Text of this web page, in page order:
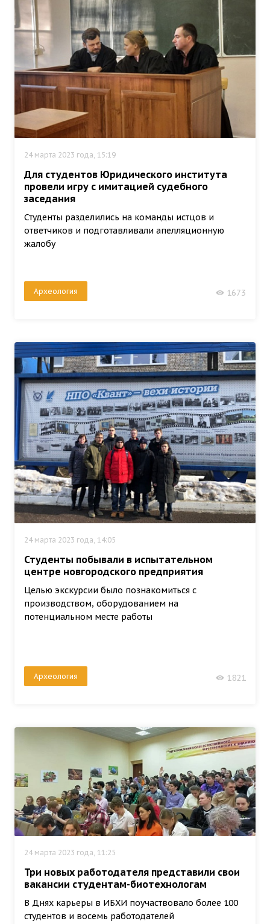
24 марта 2023 года, 15:19
Для студентов Юридического института
провели игру с имитацией судебного
заседания
Студенты разделились на команды истцов и
ответчиков и подготавливали апелляционную
жалобу
Археология 1673
24 марта 2023 года, 14:05
Студенты побывали в испытательном
центре новгородского предприятия
Целью экскурсии было познакомиться с
производством, оборудованием на
потенциальном месте работы
Археология 1821
24 марта 2023 года, 11:25
Три новых работодателя представили свои
вакансии студентам-биотехнологам
В Днях карьеры в ИБХИ поучаствовало более 100
студентов и восемь работодателей